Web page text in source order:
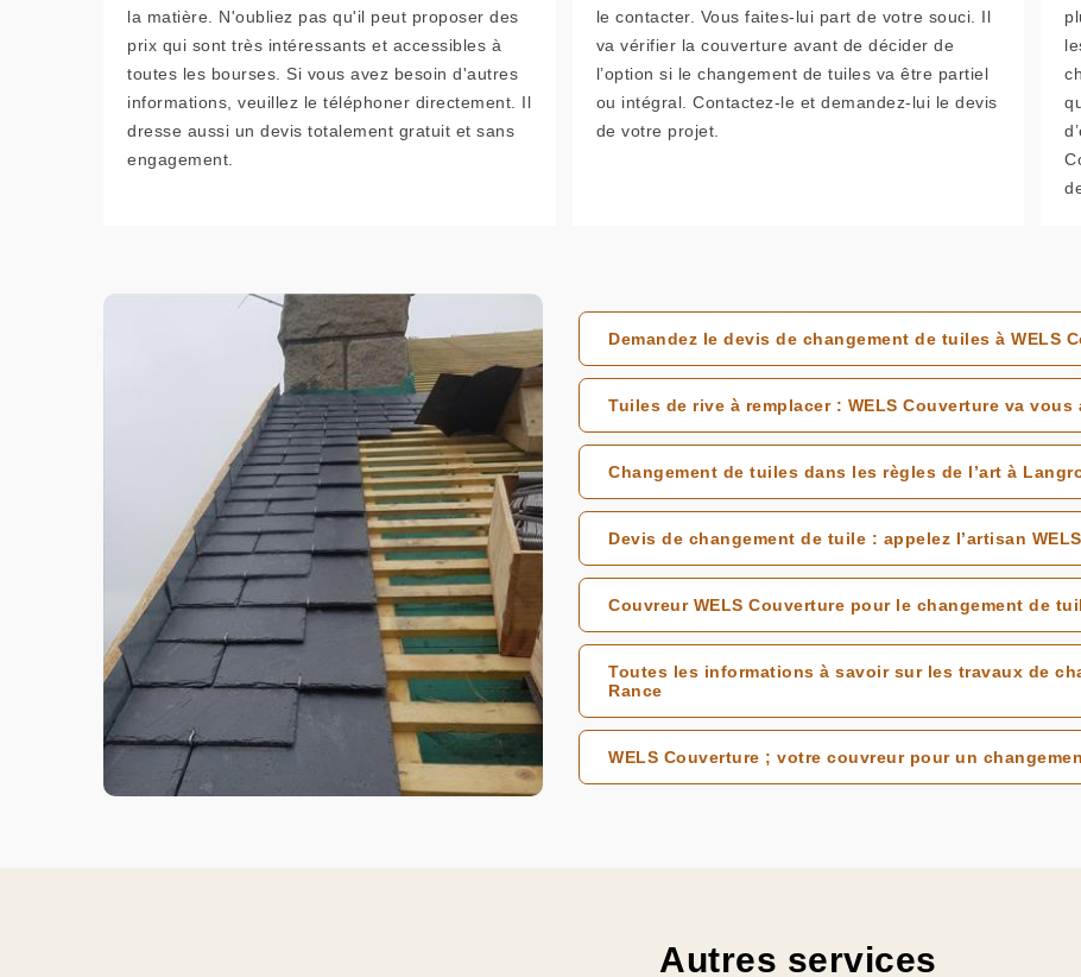
la matière. N'oubliez pas qu'il peut proposer des
prix qui sont très intéressants et accessibles à
toutes les bourses. Si vous avez besoin d'autres
informations, veuillez le téléphoner directement. Il
dresse aussi un devis totalement gratuit et sans
engagement.
le contacter. Vous faites-lui part de votre souci. Il
va vérifier la couverture avant de décider de
l’option si le changement de tuiles va être partiel
ou intégral. Contactez-le et demandez-lui le devis
de votre projet.
Demandez le devis de changement de tuiles à WELS
Tuiles de rive à remplacer : WELS Couverture va vous
Changement de tuiles dans les règles de l’art à
Devis de changement de tuile : appelez l’artisan
Couvreur WELS Couverture pour le changement de
Toutes les informations à savoir sur les travaux de
Rance
WELS Couverture ; votre couvreur pour un
Autres services